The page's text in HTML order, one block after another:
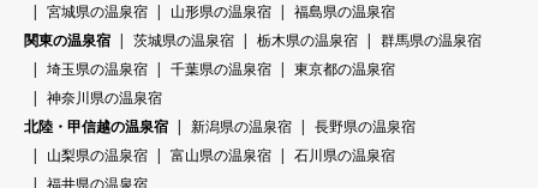
宮城県の温泉宿
山形県の温泉宿
福島県の温泉宿
関東の温泉宿
茨城県の温泉宿 栃木県の温泉宿
群馬県の温泉宿
埼玉県の温泉宿
千葉県の温泉宿
東京都の温泉宿
神奈川県の温泉宿
北陸・甲信越の温泉宿
新潟県の温泉宿
長野県の温泉宿
山梨県の温泉宿
富山県の温泉宿
石川県の温泉宿